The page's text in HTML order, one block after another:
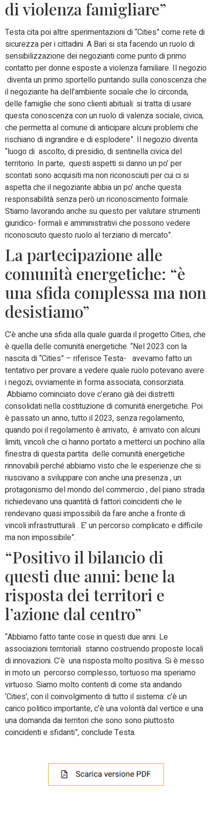
di violenza famigliare”
Testa cita poi altre sperimentazioni di “Cities” come rete di
sicurezza per i cittadini. A Bari si sta facendo un ruolo di
sensibilizzazione dei negozianti come punto di primo
contatto per donne esposte a violenza familiare. Il negozio
diventa un primo sportello puntando sulla conoscenza che
il negoziante ha dell’ambiente sociale che lo circonda,
delle famiglie che sono clienti abituali: si tratta di usare
questa conoscenza con un ruolo di valenza sociale, civica,
che permetta al comune di anticipare alcuni problemi che
rischiano di ingrandire e di esplodere”. Il negozio diventa
“luogo di ascolto, di presidio, di sentinella civica del
territorio. In parte, questi aspetti si danno un po’ per
scontati sono acquisiti ma non riconosciuti per cui ci si
aspetta che il negoziante abbia un po’ anche questa
responsabilità senza però un riconoscimento formale.
Stiamo lavorando anche su questo per valutare strumenti
giuridico- formali e amministrativi che possono vedere
riconosciuto questo ruolo al terziario di mercato”.
La partecipazione alle
comunità energetiche: “è
una sfida complessa ma non
desistiamo”
C’è anche una sfida alla quale guarda il progetto Cities, che
è quella delle comunità energetiche. “Nel 2023 con la
nascita di “Cities” – riferisce Testa- avevamo fatto un
tentativo per provare a vedere quale ruolo potevano avere
i negozi, ovviamente in forma associata, consorziata.
Abbiamo cominciato dove c’erano già dei distretti
consolidati nella costituzione di comunità energetiche. Poi
è passato un anno, tutto il 2023, senza regolamento,
quando poi il regolamento è arrivato, è arrivato con alcuni
limiti, vincoli che ci hanno portato a metterci un pochino alla
finestra di questa partita delle comunità energetiche
rinnovabili perché abbiamo visto che le esperienze che si
riuscivano a sviluppare con anche una presenza , un
protagonismo del mondo del commercio , del piano strada
richiedevano una quantità di fattori coincidenti che le
rendevano quasi impossibili da fare anche a fronte di
vincoli infrastrutturali . E’ un percorso complicato e difficile
ma non impossibile”.
“Positivo il bilancio di
questi due anni: bene la
risposta dei territori e
l’azione dal centro”
“Abbiamo fatto tante cose in questi due anni. Le
associazioni territoriali stanno costruendo proposte locali
di innovazioni. C’è una risposta molto positiva. Si è messo
in moto un percorso complesso, tortuoso ma speriamo
virtuoso. Siamo molto contenti di come sta andando
‘Cities’, con il coinvolgimento di tutto il sistema: c’è un
carico politico importante, c’è una volontà dal vertice e una
una domanda dai territori che sono sono piuttosto
coincidenti e sfidanti”, conclude Testa.